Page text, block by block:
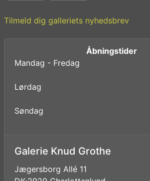
Tilmeld dig galleriets nyhedsbrev
Åbningstider
Mandag - Fredag
Lørdag
Søndag
Galerie Knud Grothe
Jægersborg Allé 11